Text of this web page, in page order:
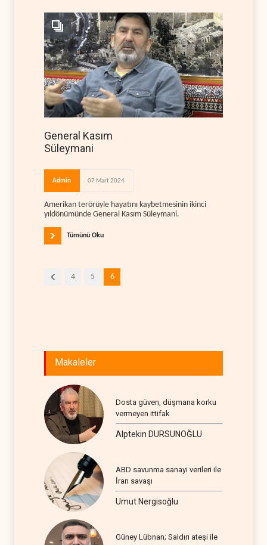
General Kasım
Süleymani
Admin 07 Mart 2024
Amerikan terörüyle hayatını kaybetmesinin ikinci
yıldönümünde General Kasım Süleymani.
Tümünü Oku
4 5 6
Makaleler
Dosta güven, düşmana korku
vermeyen ittifak
Alptekin DURSUNOĞLU
ABD savunma sanayi verileri ile
İran savaşı
Umut Nergisoğlu
Güney Lübnan; Saldırı ateşi ile